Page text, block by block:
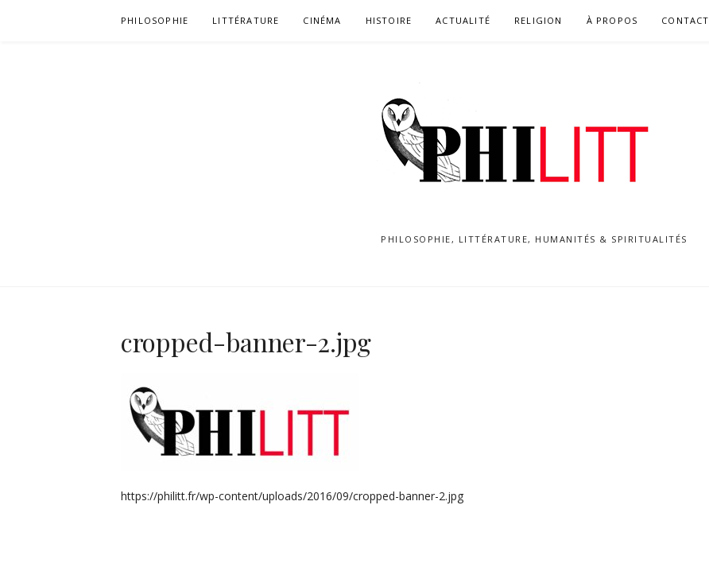
PHILOSOPHIE LITTÉRATURE CINÉMA HISTOIRE ACTUALITÉ RELIGION À PROPOS CONTACT
PHILOSOPHIE, LITTÉRATURE, HUMANITÉS & SPIRITUALITÉS
cropped-banner-2.jpg
https://philitt.fr/wp-content/uploads/2016/09/cropped-banner-2.jpg